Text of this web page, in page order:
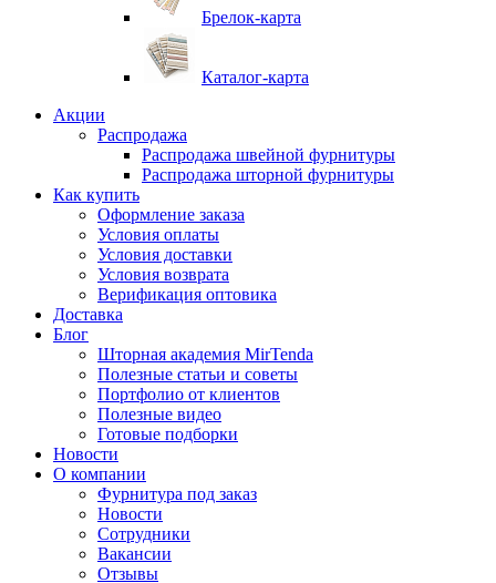
Брелок-карта
Каталог-карта
Акции
Распродажа
Распродажа швейной фурнитуры
Распродажа шторной фурнитуры
Как купить
Оформление заказа
Условия оплаты
Условия доставки
Условия возврата
Верификация оптовика
Доставка
Блог
Шторная академия MirTenda
Полезные статьи и советы
Портфолио от клиентов
Полезные видео
Готовые подборки
Новости
О компании
Фурнитура под заказ
Новости
Сотрудники
Вакансии
Отзывы